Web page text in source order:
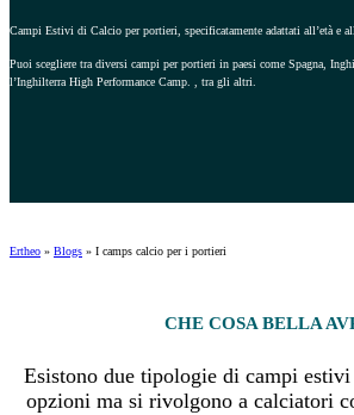
Campi Estivi di Calcio per portieri, specificatamente adattati all’età
Puoi scegliere tra diversi campi per portieri in paesi come Spagna,
l’Inghilterra High Performance Camp. , tra gli altri.
Ertheo » Blogs » I camps calcio per i portieri
CHE COSA BELLA
Esistono due tipologie di campi
opzioni ma si rivolgono a calciatori